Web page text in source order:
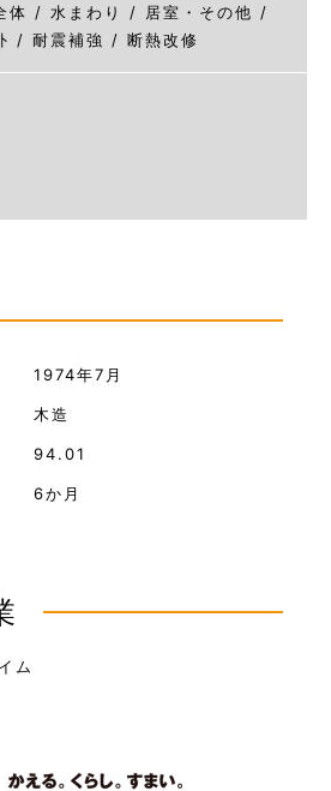
体 / 水まわり / 居室・その他 /
/ 耐震補強 / 断熱改修
1974年7月
木造
94.01
6か月
ム